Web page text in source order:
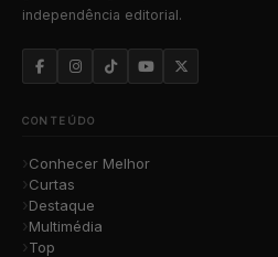
independência editorial.
CONTEÚDO
Conhecer Melhor
Curtas
Destaque
Multimédia
Top